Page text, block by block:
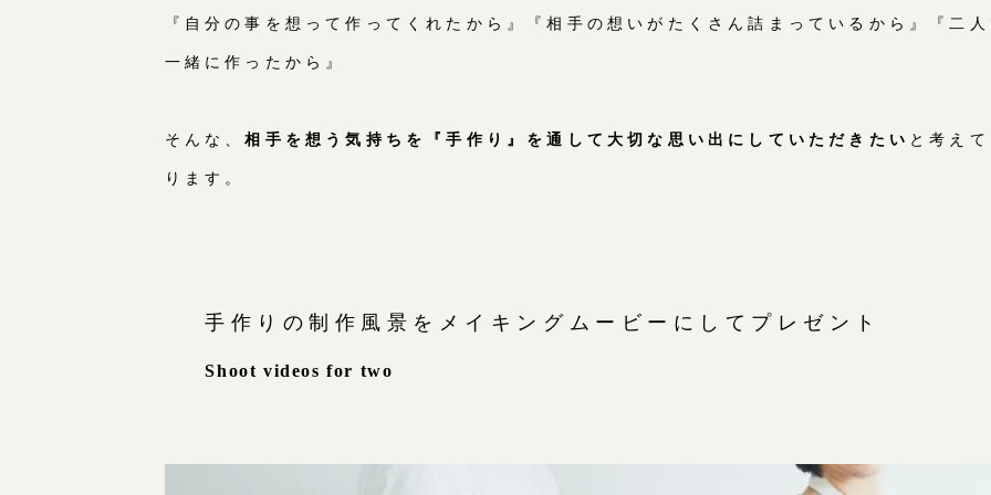
『自分の事を想って作ってくれたから』『相手の想いがたくさん詰まっているから』『二
一緒に作ったから』
そんな、相手を想う気持ちを『手作り』を通して大切な思い出にしていただきたい と考え
ります。
手作りの制作風景を メイキングムービーにしてプレゼント